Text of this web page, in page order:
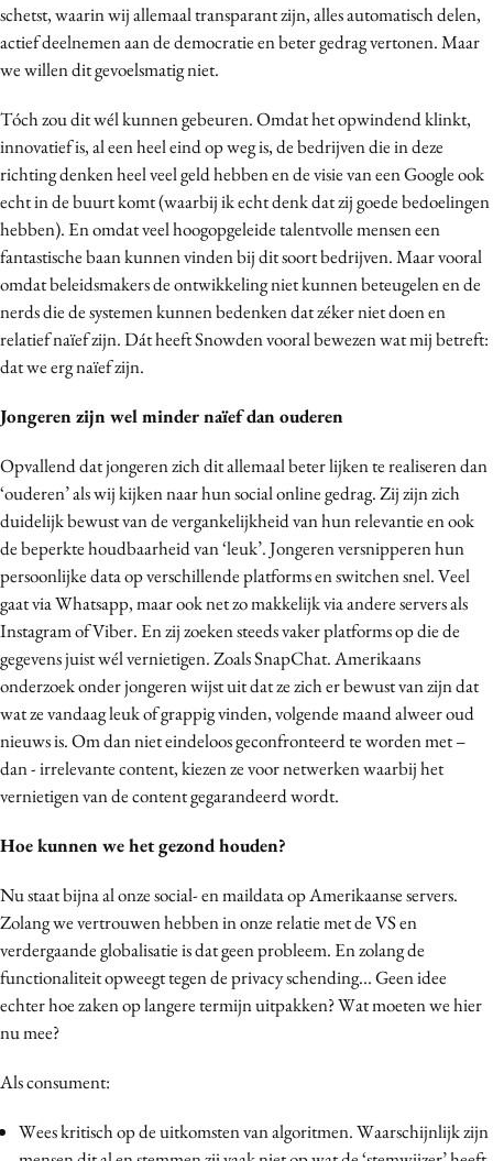
schetst, waarin wij allemaal transparant zijn, alles automatisch delen,
actief deelnemen aan de democratie en beter gedrag vertonen. Maar
we willen dit gevoelsmatig niet.
Tóch zou dit wél kunnen gebeuren. Omdat het opwindend klinkt,
innovatief is, al een heel eind op weg is, de bedrijven die in deze
richting denken heel veel geld hebben en de visie van een Google ook
echt in de buurt komt (waarbij ik echt denk dat zij goede bedoelingen
hebben). En omdat veel hoogopgeleide talentvolle mensen een
fantastische baan kunnen vinden bij dit soort bedrijven. Maar vooral
omdat beleidsmakers de ontwikkeling niet kunnen beteugelen en de
nerds die de systemen kunnen bedenken dat zéker niet doen en
relatief naïef zijn. Dát heeft Snowden vooral bewezen wat mij betreft:
dat we erg naïef zijn.
Jongeren zijn wel minder naïef dan ouderen
Opvallend dat jongeren zich dit allemaal beter lijken te realiseren dan
‘ouderen’ als wij kijken naar hun social online gedrag. Zij zijn zich
duidelijk bewust van de vergankelijkheid van hun relevantie en ook
de beperkte houdbaarheid van ‘leuk’. Jongeren versnipperen hun
persoonlijke data op verschillende platforms en switchen snel. Veel
gaat via Whatsapp, maar ook net zo makkelijk via andere servers als
Instagram of Viber. En zij zoeken steeds vaker platforms op die de
gegevens juist wél vernietigen. Zoals SnapChat. Amerikaans
onderzoek onder jongeren wijst uit dat ze zich er bewust van zijn dat
wat ze vandaag leuk of grappig vinden, volgende maand alweer oud
nieuws is. Om dan niet eindeloos geconfronteerd te worden met –
dan - irrelevante content, kiezen ze voor netwerken waarbij het
vernietigen van de content gegarandeerd wordt.
Hoe kunnen we het gezond houden?
Nu staat bijna al onze social- en maildata op Amerikaanse servers.
Zolang we vertrouwen hebben in onze relatie met de VS en
verdergaande globalisatie is dat geen probleem. En zolang de
functionaliteit opweegt tegen de privacy schending... Geen idee
echter hoe zaken op langere termijn uitpakken? Wat moeten we hier
nu mee?
Als consument:
Wees kritisch op de uitkomsten van algoritmen. Waarschijnlijk zijn